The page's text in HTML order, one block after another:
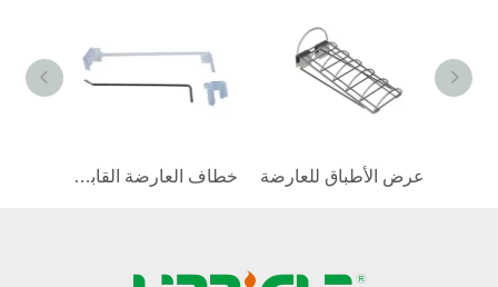
خطاف العارضة القابلة للفصل عرض الأطباق للعارضة